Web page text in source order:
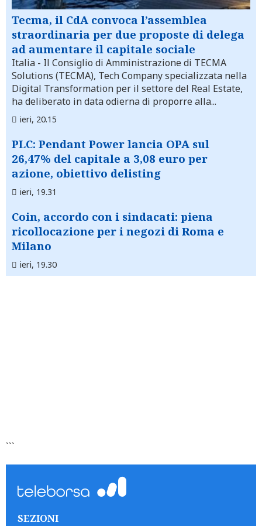
Tecma, il CdA convoca l’assemblea
straordinaria per due proposte di delega
ad aumentare il capitale sociale
Italia - Il Consiglio di Amministrazione di TECMA
Solutions (TECMA), Tech Company specializzata nella
Digital Transformation per il settore del Real Estate,
ha deliberato in data odierna di proporre alla...
ieri, 20.15
PLC: Pendant Power lancia OPA sul
26,47% del capitale a 3,08 euro per
azione, obiettivo delisting
ieri, 19.31
Coin, accordo con i sindacati: piena
ricollocazione per i negozi di Roma e
Milano
ieri, 19.30
```
SEZIONI